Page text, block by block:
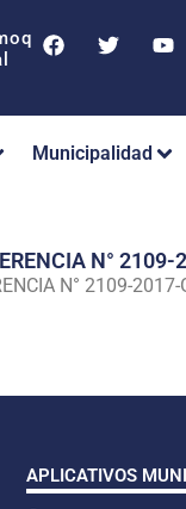
Municipalidad
N°
N° 2109-
APLICATIVOS